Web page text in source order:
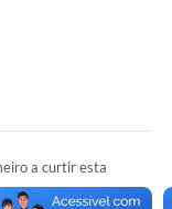
a curtir esta